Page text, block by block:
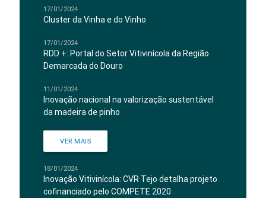
17/01/2024
Cluster da Vinha e do Vinho
17/01/2024
RDD +: Portal do Setor Vitivinícola da Região
Demarcada do Douro
11/01/2024
Inovação nacional na valorização sustentável
da madeira de pinho
VER MAIS
18/01/2024
Inovação Vitivinícola: CVR Tejo detalha projeto
cofinanciado pelo COMPETE 2020